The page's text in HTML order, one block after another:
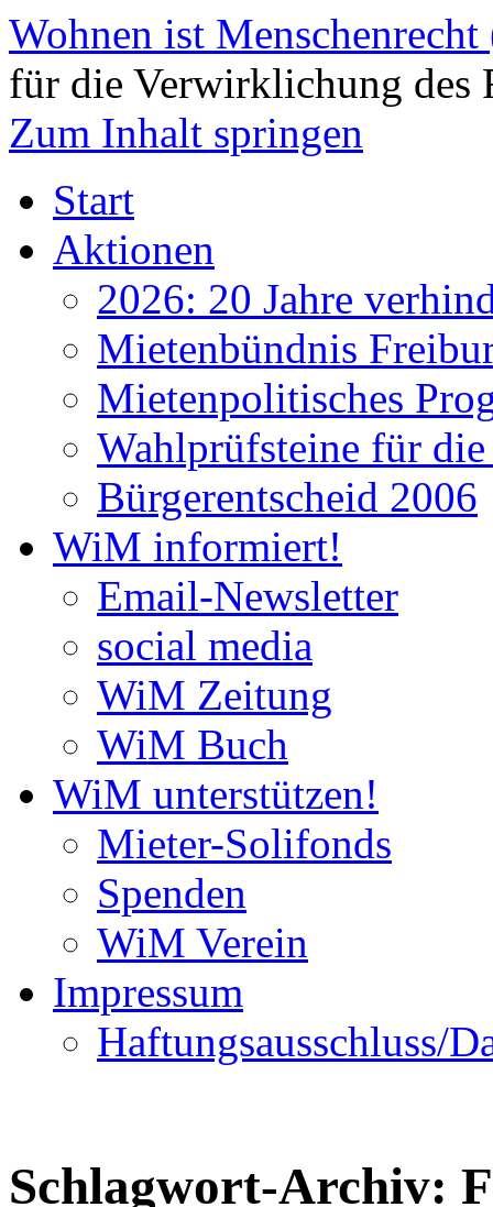
Wohnen ist
für die Verwirklichung des
Zum Inhalt springen
Start
Aktionen
2026: 20 Jahre
Mietenbündnis
Mietenpolitisches
Wahlprüfsteine für
Bürgerentscheid 2006
WiM informiert!
Email-Newsletter
social media
WiM Zeitung
WiM Buch
WiM unterstützen!
Mieter-Solifonds
Spenden
WiM Verein
Impressum
Haftungsausschluss/
Schlagwort-Archiv: